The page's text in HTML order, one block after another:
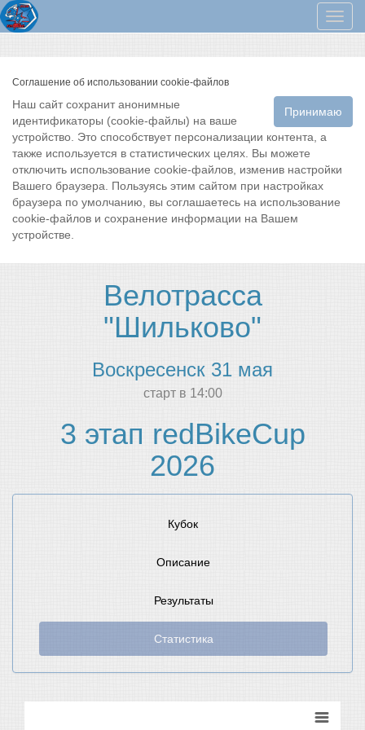
Меню
Соглашение об использовании cookie-файлов
Принимаю
Наш сайт сохранит анонимные
идентификаторы (cookie-файлы) на ваше
устройство. Это способствует персонализации контента, а
также используется в статистических целях. Вы можете
отключить использование cookie-файлов, изменив настройки
Вашего браузера. Пользуясь этим сайтом при настройках
браузера по умолчанию, вы соглашаетесь на использование
cookie-файлов и сохранение информации на Вашем
устройстве.
Велотрасса
"Шильково"
Воскресенск 31 мая
cтарт в 14:00
3 этап redBikeCup
2026
Кубок
Описание
Результаты
Статистика